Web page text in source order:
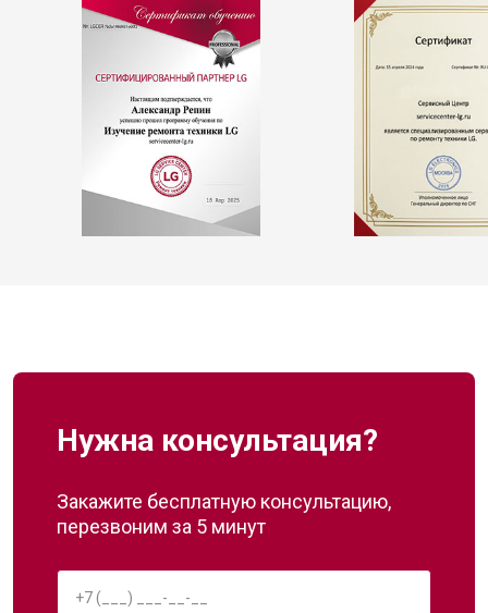
Нужна консультация?
Закажите бесплатную консультацию,
перезвоним за 5 минут